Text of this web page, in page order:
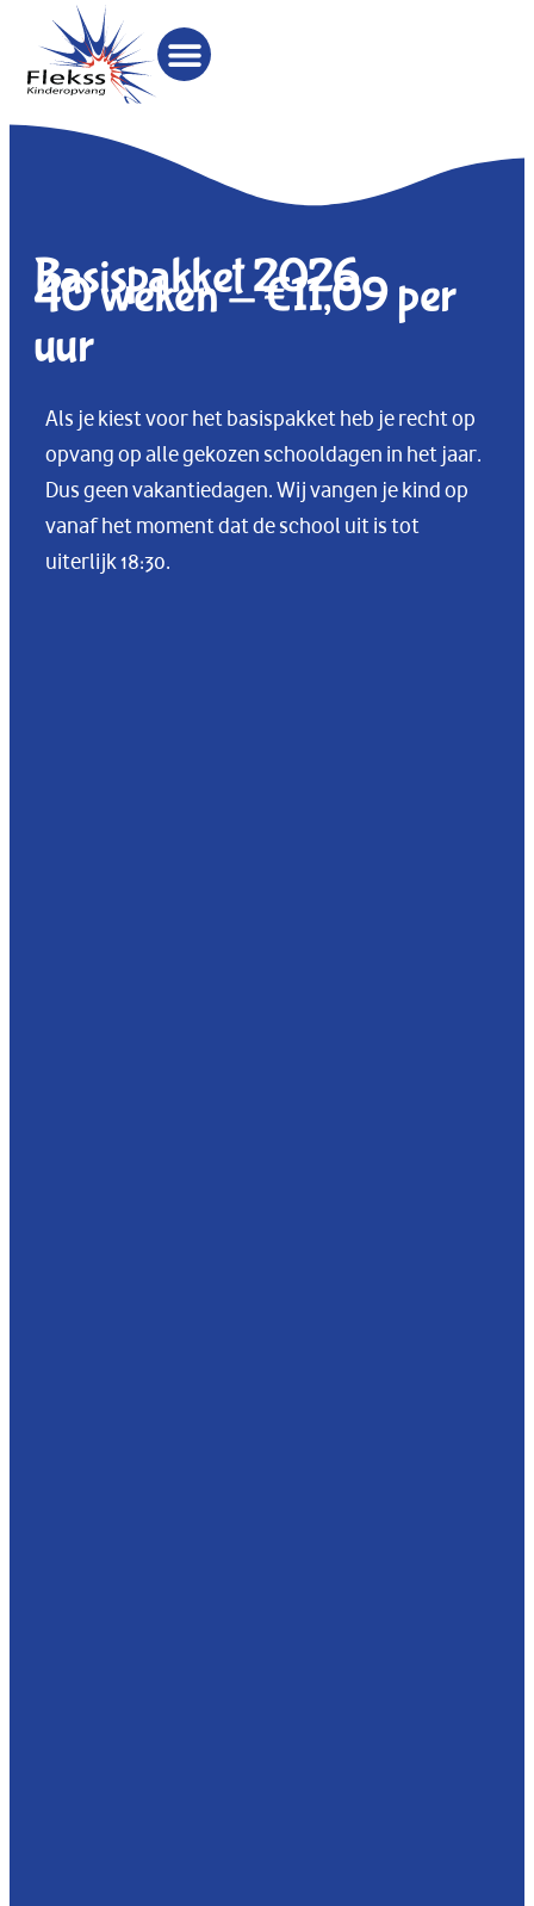
Basispakket 2026
40 weken - €11,09 per
uur
Als je kiest voor het basispakket heb je recht op
opvang op alle gekozen schooldagen in het jaar.
Dus geen vakantiedagen. Wij vangen je kind op
vanaf het moment dat de school uit is tot
uiterlijk 18:30.